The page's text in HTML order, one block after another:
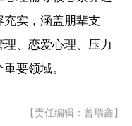
实，涵盖朋辈支
、恋爱心理、压力
要领域。
【责任编辑：曾瑞鑫】